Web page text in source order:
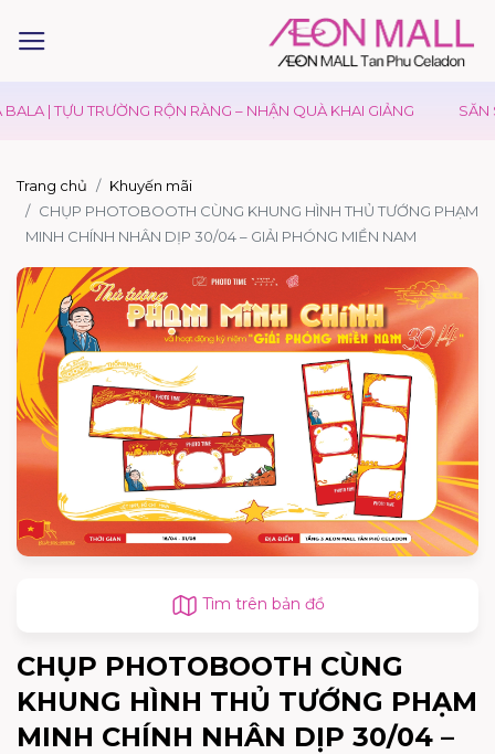
| TỰU TRƯỜNG RỘN RÀNG – NHẬN QUÀ KHAI GIẢNG SĂN
Trang chủ
Khuyến mãi
CHỤP PHOTOBOOTH CÙNG KHUNG HÌNH THỦ TƯỚNG PHẠM
MINH CHÍNH NHÂN DỊP 30/04 – GIẢI PHÓNG MIỀN NAM
Tìm trên bản đồ
CHỤP PHOTOBOOTH CÙNG
KHUNG HÌNH THỦ TƯỚNG PHẠM
MINH CHÍNH NHÂN DỊP 30/04 –